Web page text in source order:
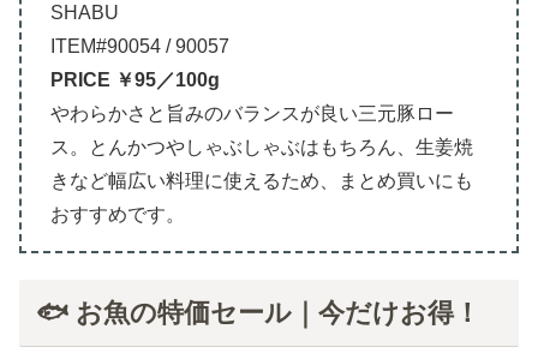
SHABU
ITEM#90054 / 90057
PRICE ￥95／100g
やわらかさと旨みのバランスが良い三元豚ロー
ス。とんかつやしゃぶしゃぶはもちろん、生姜焼
きなど幅広い料理に使えるため、まとめ買いにも
おすすめです。
🐟 お魚の特価セール｜今だけお得！